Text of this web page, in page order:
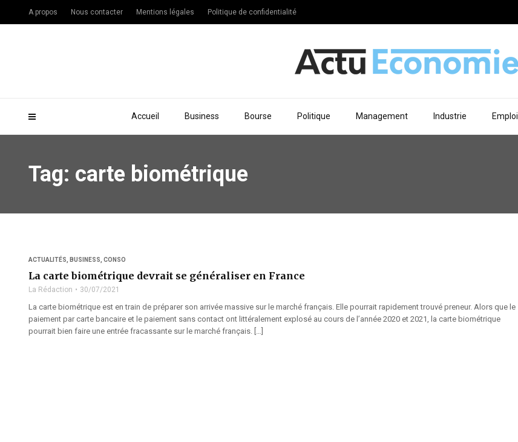
Accueil Business Bourse Politique Management Industrie Emploi
A propos Nous contacter Mentions légales Politique de confidentialité
Tag: carte biométrique
ACTUALITÉS BUSINESS CONSO
La carte biométrique devrait se généraliser en France
La Rédaction 30/07/2021
La carte biométrique est en train de préparer son arrivée massive sur le marché français. Elle pourrait rapidement trouvé preneur. Alors que le
paiement par carte bancaire et le paiement sans contact ont littéralement explosé au cours de l’année 2020 et 2021, la carte biométrique
pourrait bien faire une entrée fracassante sur le marché français. […]